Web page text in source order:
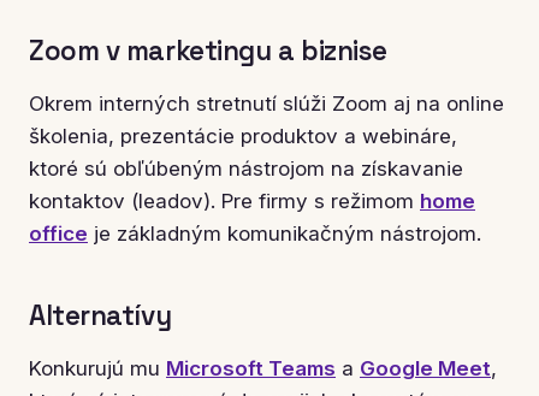
Zoom v marketingu a biznise
Okrem interných stretnutí slúži Zoom aj na online
školenia, prezentácie produktov a webináre,
ktoré sú obľúbeným nástrojom na získavanie
kontaktov (leadov). Pre firmy s režimom home
office je základným komunikačným nástrojom.
Alternatívy
Konkurujú mu Microsoft Teams a Google Meet,